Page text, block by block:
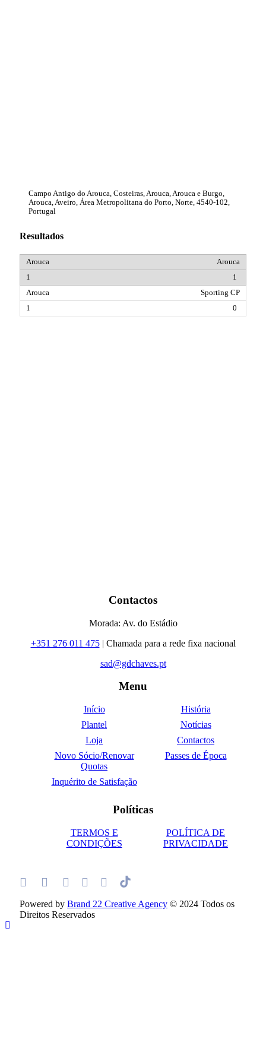
Campo Antigo do Arouca, Costeiras, Arouca, Arouca e Burgo,
Arouca, Aveiro, Área Metropolitana do Porto, Norte, 4540-102,
Portugal
Resultados
Arouca
1
Sporting CP
0
Contactos
Morada: Av. do Estádio
+351 276 011 475| Chamada para a rede fixa nacional
sad@gdchaves.pt
Menu
Início
História
Plantel
Notícias
Loja
Contactos
Novo Sócio/Renovar
Quotas
Passes de Época
Inquérito de Satisfação
Políticas
TERMOS E
CONDIÇÕES
POLÍTICA DE
PRIVACIDADE
Powered by Brand 22 Creative Agency © 2024 Todos os
Direitos Reservados